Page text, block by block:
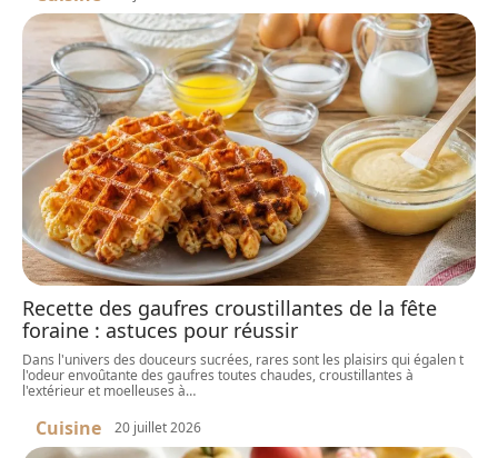
Recette des gaufres croustillantes de la fête
foraine : astuces pour réussir
Dans l'univers des douceurs sucrées, rares sont les plaisirs qui égalen t
l'odeur envoûtante des gaufres toutes chaudes, croustillantes à
l'extérieur et moelleuses à…
Cuisine 20 juillet 2026